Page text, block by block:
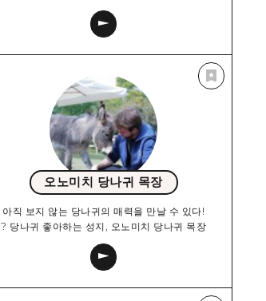
오노미치 당나귀 목장
아직 보지 않는 당나귀의 매력을 만날 수 있다!
? 당나귀 좋아하는 성지, 오노미치 당나귀 목장